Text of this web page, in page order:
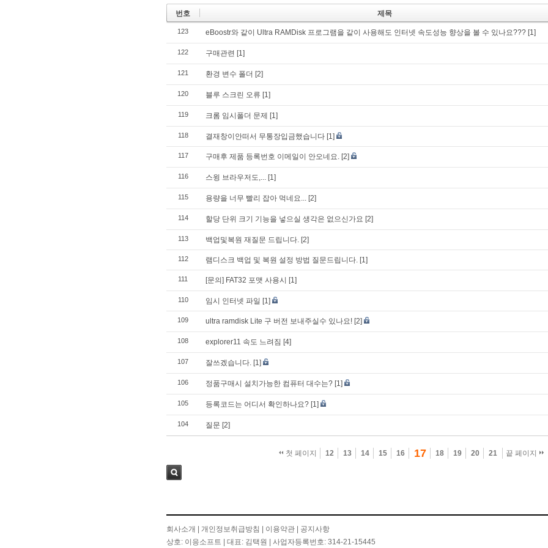
번호 제목
123 eBoostr와 같이 Ultra RAMDisk 프로그램을 같이 사용해도 인터넷 속도성능 향상을 볼 수 있나요??? [1]
122 구매관련 [1]
121 환경 변수 폴더 [2]
120 블루 스크린 오류 [1]
119 크롬 임시폴더 문제 [1]
118 결재창이안떠서 무통장입금했습니다 [1]
117 구매후 제품 등록번호 이메일이 안오네요. [2]
116 스윙 브라우저도,... [1]
115 용량을 너무 빨리 잡아 먹네요... [2]
114 할당 단위 크기 기능을 넣으실 생각은 없으신가요 [2]
113 백업및복원 재질문 드립니다. [2]
112 램디스크 백업 및 복원 설정 방법 질문드립니다. [1]
111 [문의] FAT32 포맷 사용시 [1]
110 임시 인터넷 파일 [1]
109 ultra ramdisk Lite 구 버전 보내주실수 있나요! [2]
108 explorer11 속도 느려짐 [4]
107 잘쓰겠습니다. [1]
106 정품구매시 설치가능한 컴퓨터 대수는? [1]
105 등록코드는 어디서 확인하나요? [1]
104 질문 [2]
첫 페이지 12 13 14 15 16 17 18 19 20 21 끝 페이지
회사소개 개인정보취급방침 이용약관
공지사항
상호: 이응소프트 | 대표: 김택원 | 사업자등록번호: 314-21-15445